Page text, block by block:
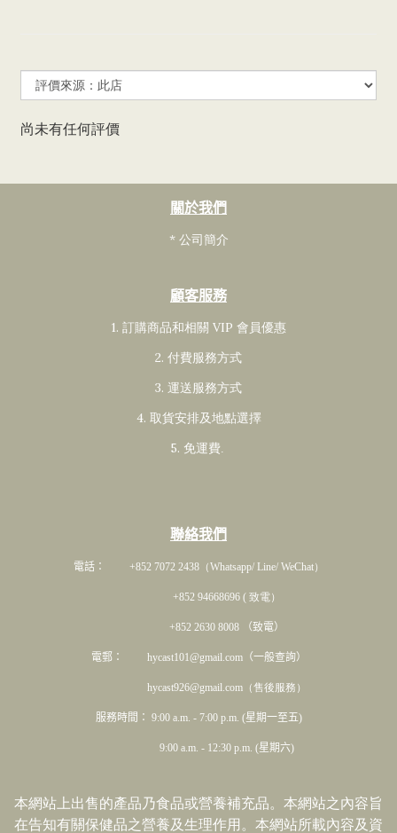
尚未有任何評價
關於我們
* 公司簡介
顧客服務
1. 訂購商品和相關 VIP 會員優惠
2. 付費服務方式
3. 運送服務方式
4. 取貨安排及地點選擇
5. 免運費.
聯絡我們
電話： +852 7072 2438（Whatsapp/ Line/ WeChat）
+852 94668696 ( 致電）
+852 2630 8008 （致電）
電郵： hycast101@gmail.com（一般查詢）
hycast926@gmail.com（售後服務）
服務時間： 9:00 a.m. - 7:00 p.m. (星期一至五)
9:00 a.m. - 12:30 p.m. (星期六)
本網站上出售的產品乃食品或營養補充品。本網站之內容旨
在告知有關保健品之營養及生理作用。本網站所載內容及資